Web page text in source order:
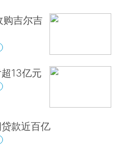
购吉尔吉
13亿元
款近百亿